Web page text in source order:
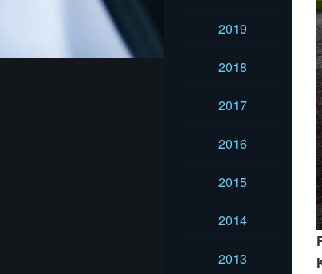
2019
2018
2017
2016
2015
2014
2013